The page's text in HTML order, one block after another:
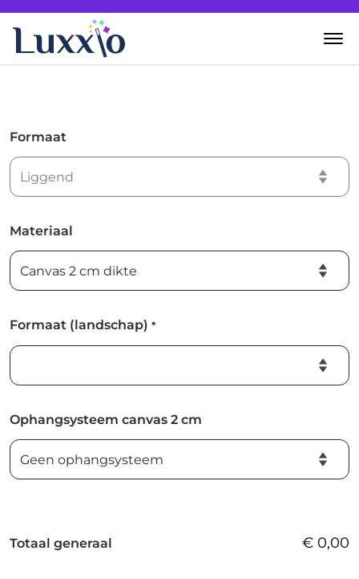
Wanddecoratie
Zelf creëren
Over Luxxio
Contact
Formaat
Materiaal
Formaat (landschap) *
Ophangsysteem canvas 2 cm
Totaal generaal € 0,00